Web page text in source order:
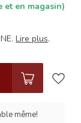
et en magasin)
Lire plus.
même!